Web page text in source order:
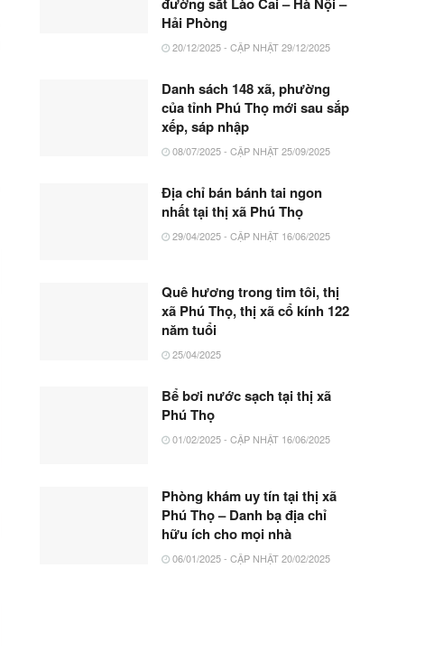
Hải Phòng
20/12/2025 - CẬP NHẬT 29/12/2025
Danh sách 148 xã, phường
của tỉnh Phú Thọ mới sau sắp
xếp, sáp nhập
08/07/2025 - CẬP NHẬT 25/09/2025
Địa chỉ bán bánh tai ngon
nhất tại thị xã Phú Thọ
29/04/2025 - CẬP NHẬT 16/06/2025
Quê hương trong tim tôi, thị
xã Phú Thọ, thị xã cổ kính 122
năm tuổi
25/04/2025
Bể bơi nước sạch tại thị xã
Phú Thọ
01/02/2025 - CẬP NHẬT 16/06/2025
Phòng khám uy tín tại thị xã
Phú Thọ – Danh bạ địa chỉ
hữu ích cho mọi nhà
06/01/2025 - CẬP NHẬT 20/02/2025